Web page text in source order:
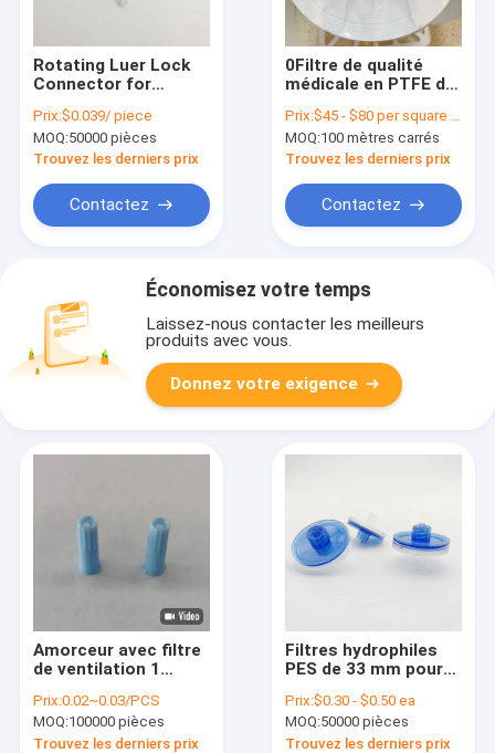
Rotating Luer Lock
Connector for
Prix:$0.039/ piece
MOQ:50000 pièces
Trouvez les derniers prix
Contactez
0Filtre de qualité
médicale en PTFE de
conduits d'aération
des conteneurs
d'indicateurs
Prix:$45 - $80 per square meter
MOQ:100 mètres carrés
Trouvez les derniers prix
Contactez
Économisez votre temps
Laissez-nous contacter les meilleurs
produits avec vous.
Donnez votre exigence
Amorceur avec filtre
de ventilation 1
Prix:0.02~0.03/PCS
MOQ:100000 pièces
Trouvez les derniers prix
Filtres hydrophiles
PES de 33 mm pour
laboratoire avec
raccords Luer
Prix:$0.30 - $0.50 ea
MOQ:50000 pièces
Trouvez les derniers prix